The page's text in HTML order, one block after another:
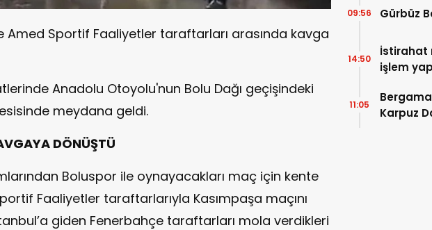
Amed Sportif Faaliyetler taraftarları arasında kavga
Anadolu Otoyolu'nun Bolu Dağı geçişindeki
meydana geldi.
DÖNÜŞTÜ
Boluspor ile oynayacakları maç için kente
Faaliyetler taraftarlarıyla Kasımpaşa maçını
giden Fenerbahçe taraftarları mola verdikleri
Gürbüz
09:56
İstirahat
işlem
14:50
Karpuz
11:05